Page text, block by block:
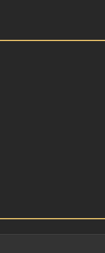
Car Ashley, c’est
va découvrir